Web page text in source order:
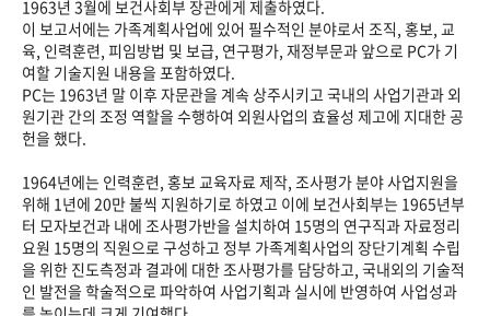
1963년 3월에 보건사회부 장관에게 제출하였다.
이 보고서에는 가족계획사업에 있어 필수적인 분야로서 조직, 홍보, 교
육, 인력훈련, 피임방법 및 보급, 연구평가, 재정부문과 앞으로 PC가 기
여할 기술지원 내용을 포함하였다.
PC는 1963년 말 이후 자문관을 계속 상주시키고 국내의 사업기관과 외
원기관 간의 조정 역할을 수행하여 외원사업의 효율성 제고에 지대한 공
헌을 했다.
1964년에는 인력훈련, 홍보 교육자료 제작, 조사평가 분야 사업지원을
위해 1년에 20만 불씩 지원하기로 하였고 이에 보건사회부는 1965년부
터 모자보건과 내에 조사평가반을 설치하여 15명의 연구직과 자료정리
요원 15명의 직원으로 구성하고 정부 가족계획사업의 장단기계획 수립
을 위한 진도측정과 결과에 대한 조사평가를 담당하고, 국내외의 기술적
인 발전을 학술적으로 파악하여 사업기획과 실시에 반영하여 사업성과